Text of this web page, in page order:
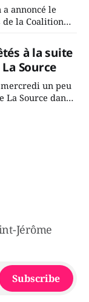
annoncé le
la Coalition
qu'il est déçu du
qu'il
à la suite
Source
un peu
Source dans
de deux
et aspergée
Jérôme
Subscribe